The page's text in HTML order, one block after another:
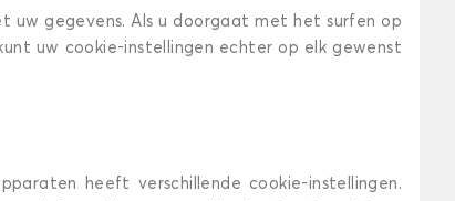
uw gegevens. Als u doorgaat met het surfen op
uw cookie-instellingen echter op elk gewenst
heeft verschillende cookie-instellingen.